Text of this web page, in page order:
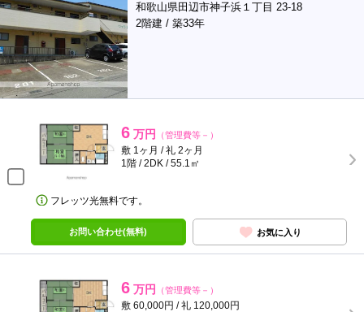
和歌山県田辺市神子浜１丁目 23-18
2階建 / 築33年
6 万円 （管理費等－）
敷 1ヶ月 / 礼 2ヶ月
1階 / 2DK / 55.1㎡
フレッツ光無料です。
お問い合わせ(無料) お気に入り
6 万円 （管理費等－）
敷 60,000円 / 礼 120,000円